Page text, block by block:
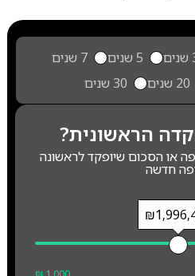
5 שנים
7 שנים
20 שנים 30 שנים
הראשונית?
או הסכום שיופקד לראשונה
חדשה